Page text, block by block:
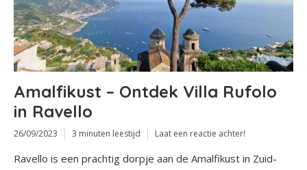
Amalfikust – Ontdek Villa Rufolo
in Ravello
26/09/2023 3 minuten leestijd Laat een reactie achter!
Ravello is een prachtig dorpje aan de Amalfikust in Zuid-